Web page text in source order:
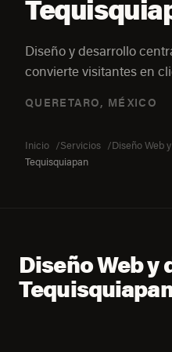
Diseño y desarrollo
convierte visitantes en
QUERETARO, MÉXICO
Inicio Servicios Diseño Web
Tequisquiapan
Diseño Web y